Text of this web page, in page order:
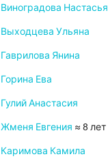
Виноградова Настасья
Выходцева Ульяна
Гаврилова Янина
Горина Ева
Гулий Анастасия
Жменя Евгения ≈ 8 лет
Каримова Камила